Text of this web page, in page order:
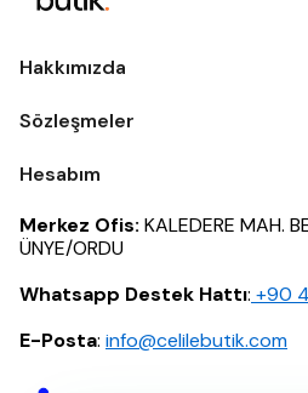
Hakkımızda
Sözleşmeler
Hesabım
Merkez Ofis: KALEDERE MAH.
ÜNYE/ORDU
Whatsapp Destek Hattı: ‪+90
E-Posta: info@celilebutik.com